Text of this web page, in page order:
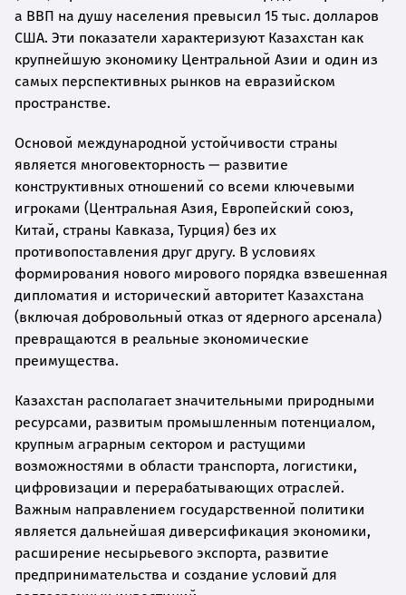
а ВВП на душу населения превысил 15 тыс. долларов
США. Эти показатели характеризуют Казахстан как
крупнейшую экономику Центральной Азии и один из
самых перспективных рынков на евразийском
пространстве.
Основой международной устойчивости страны
является многовекторность — развитие
конструктивных отношений со всеми ключевыми
игроками (Центральная Азия, Европейский союз,
Китай, страны Кавказа, Турция) без их
противопоставления друг другу. В условиях
формирования нового мирового порядка взвешенная
дипломатия и исторический авторитет Казахстана
(включая добровольный отказ от ядерного арсенала)
превращаются в реальные экономические
преимущества.
Казахстан располагает значительными природными
ресурсами, развитым промышленным потенциалом,
крупным аграрным сектором и растущими
возможностями в области транспорта, логистики,
цифровизации и перерабатывающих отраслей.
Важным направлением государственной политики
является дальнейшая диверсификация экономики,
расширение несырьевого экспорта, развитие
предпринимательства и создание условий для